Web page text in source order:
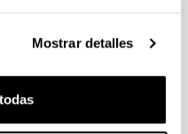
Mostrar detalles
concesión.
DE
2025 - 08/09/2025 23:59